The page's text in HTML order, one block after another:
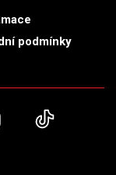
podmínky
Instagram